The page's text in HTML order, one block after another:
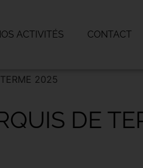
ACTIVITÉS CONTACT
2025
DE